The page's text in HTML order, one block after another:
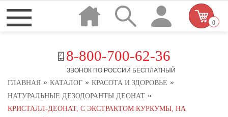
8-800-700-62-36
ЗВОНОК ПО РОССИИ БЕСПЛАТНЫЙ
0
ГЛАВНАЯ » КАТАЛОГ » КРАСОТА И ЗДОРОВЬЕ »
НАТУРАЛЬНЫЕ ДЕЗОДОРАНТЫ ДЕОНАТ »
КРИСТАЛЛ-ДЕОНАТ, С ЭКСТРАКТОМ КУРКУМЫ, НА